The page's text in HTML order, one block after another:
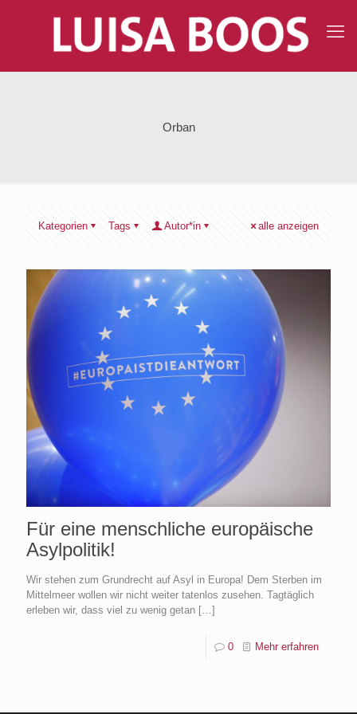
Orban
Kategorien Tags Autor*in alle anzeigen
Für eine menschliche europäische
Asylpolitik!
Wir stehen zum Grundrecht auf Asyl in Europa! Dem Sterben im
Mittelmeer wollen wir nicht weiter tatenlos zusehen. Tagtäglich
erleben wir, dass viel zu wenig getan […]
0 Mehr erfahren